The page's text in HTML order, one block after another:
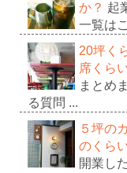
か？ 起
一覧は
20坪く
席くら
まとめ
る質問 ...
５坪の
のくら
開業し